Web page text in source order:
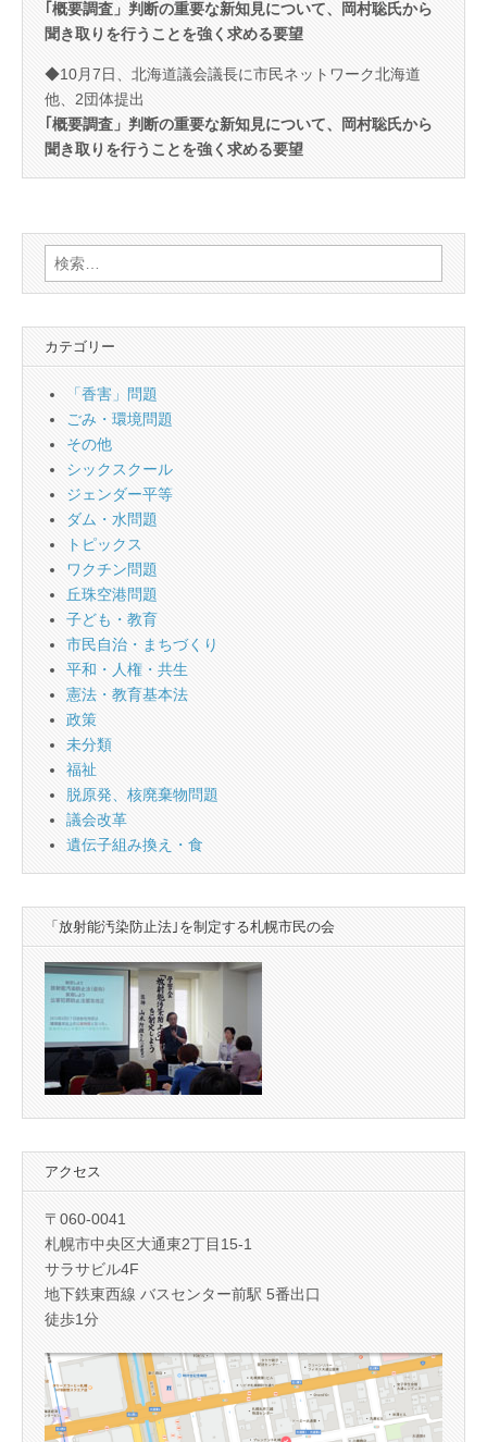
｢概要調査」判断の重要な新知見について、岡村聡氏から
聞き取りを行うことを強く求める要望
◆10月7日、北海道議会議長に市民ネットワーク北海道
他、2団体提出
｢概要調査」判断の重要な新知見について、岡村聡氏から
聞き取りを行うことを強く求める要望
検
索:
カテゴリー
「香害」問題
ごみ・環境問題
その他
シックスクール
ジェンダー平等
ダム・水問題
トピックス
ワクチン問題
丘珠空港問題
子ども・教育
市民自治・まちづくり
平和・人権・共生
憲法・教育基本法
政策
未分類
福祉
脱原発、核廃棄物問題
議会改革
遺伝子組み換え・食
「放射能汚染防止法｣を制定する札幌市民の会
アクセス
〒060-0041
札幌市中央区大通東2丁目15-1
サラサビル4F
地下鉄東西線 バスセンター前駅 5番出口
徒歩1分